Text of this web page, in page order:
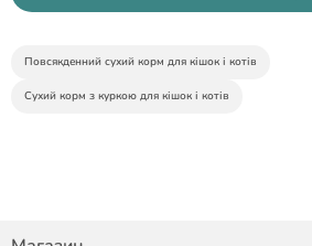
Повсякденний сухий корм для кішок і котів
Сухий корм з куркою для кішок і котів